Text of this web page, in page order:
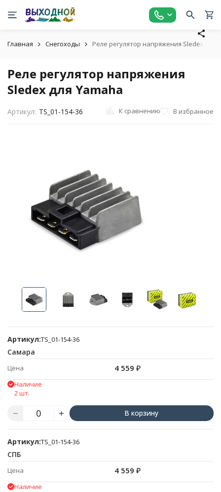
Главная Снегоходы Реле регулятор напряжения Sledex для
Реле регулятор напряжения
Sledex для Yamaha
Артикул: TS_01-154-36 К сравнению В избранное
Артикул:TS_01-154-36
Самара
Цена 4 559 ₽
Наличие
2 шт.
В корзину
Артикул:TS_01-154-36
СПБ
Цена 4 559 ₽
Наличие